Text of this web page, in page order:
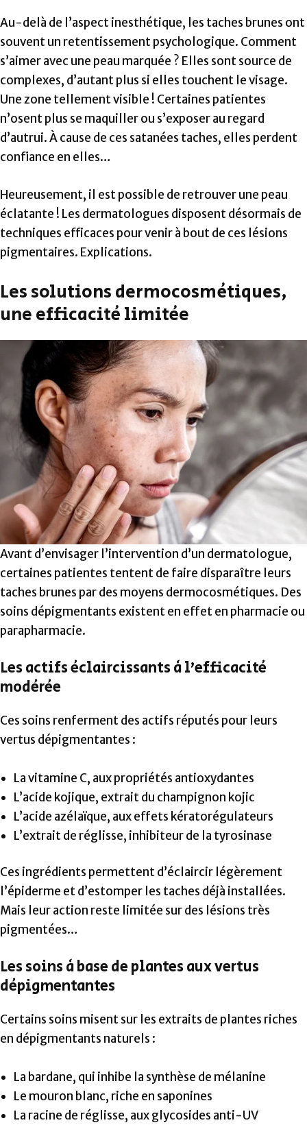
Au-delà de l’aspect inesthétique, les taches brunes ont
souvent un retentissement psychologique. Comment
s’aimer avec une peau marquée ? Elles sont source de
complexes, d’autant plus si elles touchent le visage.
Une zone tellement visible ! Certaines patientes
n’osent plus se maquiller ou s’exposer au regard
d’autrui. À cause de ces satanées taches, elles perdent
confiance en elles…
Heureusement, il est possible de retrouver une peau
éclatante ! Les dermatologues disposent désormais de
techniques efficaces pour venir à bout de ces lésions
pigmentaires. Explications.
Les solutions dermocosmétiques,
une efficacité limitée
Avant d’envisager l’intervention d’un dermatologue,
certaines patientes tentent de faire disparaître leurs
taches brunes par des moyens dermocosmétiques. Des
soins dépigmentants existent en effet en pharmacie ou
parapharmacie.
Les actifs éclaircissants à l’efficacité
modérée
Ces soins renferment des actifs réputés pour leurs
vertus dépigmentantes :
La vitamine C, aux propriétés antioxydantes
L’acide kojique, extrait du champignon kojic
L’acide azélaïque, aux effets kératorégulateurs
L’extrait de réglisse, inhibiteur de la tyrosinase
Ces ingrédients permettent d’éclaircir légèrement
l’épiderme et d’estomper les taches déjà installées.
Mais leur action reste limitée sur des lésions très
pigmentées…
Les soins à base de plantes aux vertus
dépigmentantes
Certains soins misent sur les extraits de plantes riches
en dépigmentants naturels :
La bardane, qui inhibe la synthèse de mélanine
Le mouron blanc, riche en saponines
La racine de réglisse, aux glycosides anti-UV